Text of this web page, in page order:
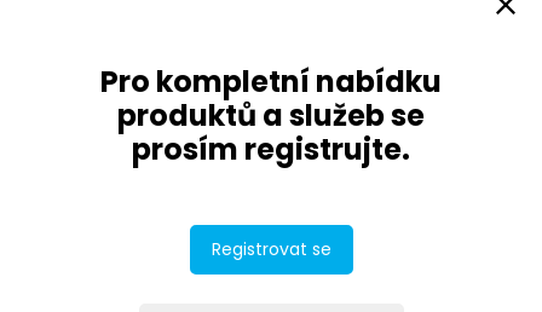
Pro kompletní nabídku
produktů a služeb se
prosím registrujte.
Registrovat se